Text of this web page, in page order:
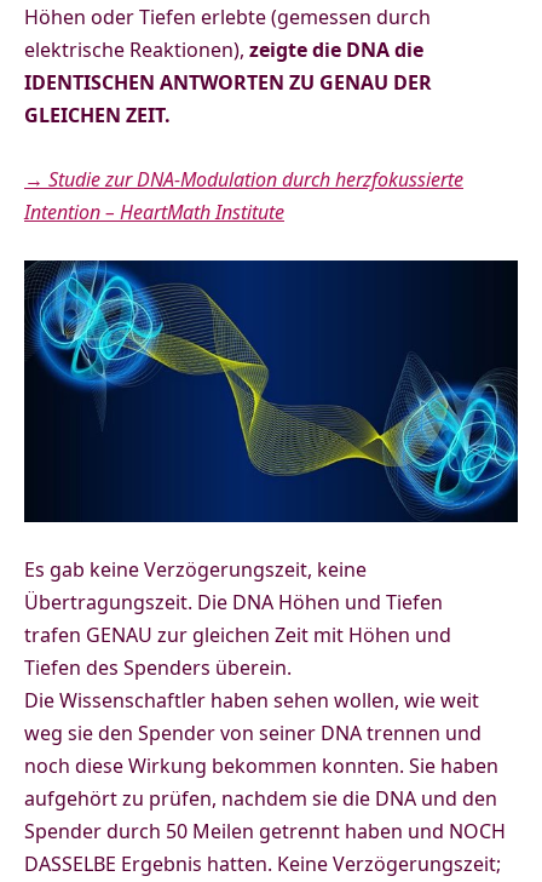
Höhen oder Tiefen erlebte (gemessen durch
elektrische Reaktionen), zeigte die DNA die
IDENTISCHEN ANTWORTEN ZU GENAU DER
GLEICHEN ZEIT.
→ Studie zur DNA-Modulation durch herzfokussierte
Intention – HeartMath Institute
Es gab keine Verzögerungszeit, keine
Übertragungszeit. Die DNA Höhen und Tiefen
trafen GENAU zur gleichen Zeit mit Höhen und
Tiefen des Spenders überein.
Die Wissenschaftler haben sehen wollen, wie weit
weg sie den Spender von seiner DNA trennen und
noch diese Wirkung bekommen konnten. Sie haben
aufgehört zu prüfen, nachdem sie die DNA und den
Spender durch 50 Meilen getrennt haben und NOCH
DASSELBE Ergebnis hatten. Keine Verzögerungszeit;